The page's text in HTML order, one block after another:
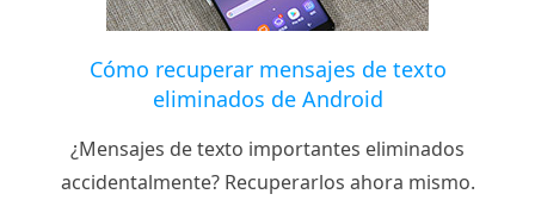
Cómo recuperar mensajes de texto
eliminados de Android
¿Mensajes de texto importantes eliminados
accidentalmente? Recuperarlos ahora mismo.